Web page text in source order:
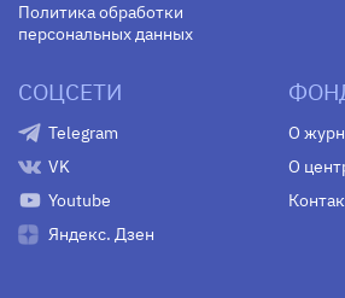
Политика обработки
персональных данных
СОЦСЕТИ
Telegram
VK
Youtube
Яндекс. Дзен
О
О